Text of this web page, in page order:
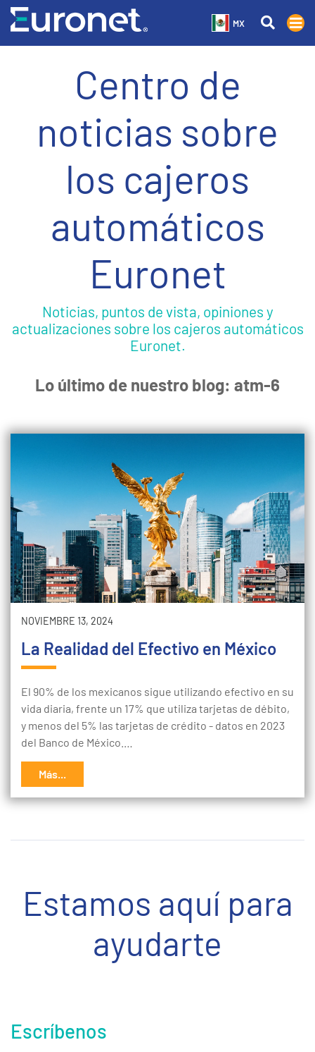
MX
Centro de
noticias sobre
los cajeros
automáticos
Euronet
Noticias, puntos de vista, opiniones y
actualizaciones sobre los cajeros automáticos
Euronet.
Lo último de nuestro blog: atm-6
NOVIEMBRE 13, 2024
La Realidad del Efectivo en México
El 90% de los mexicanos sigue utilizando efectivo en su
vida diaria, frente un 17% que utiliza tarjetas de débito,
y menos del 5% las tarjetas de crédito - datos en 2023
del Banco de México.…
Más...
Estamos aquí para
ayudarte
Escríbenos